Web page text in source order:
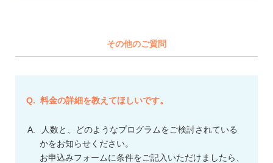
その他のご質問
料金の詳細を教えてほしいです。
人数と、どのようなプログラムをご検討されている
かをお知らせください。
お申込みフォームに条件をご記入いただけましたら、